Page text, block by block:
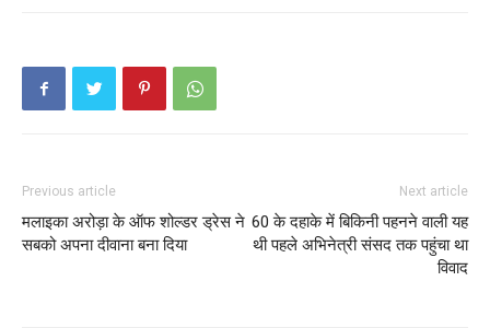
Previous article
मलाइका अरोड़ा के ऑफ शोल्डर ड्रेस ने
सबको अपना दीवाना बना दिया
Next article
60 के दहाके में बिकिनी पहनने वाली यह
थी पहले अभिनेत्री संसद तक पहुंचा था
विवाद